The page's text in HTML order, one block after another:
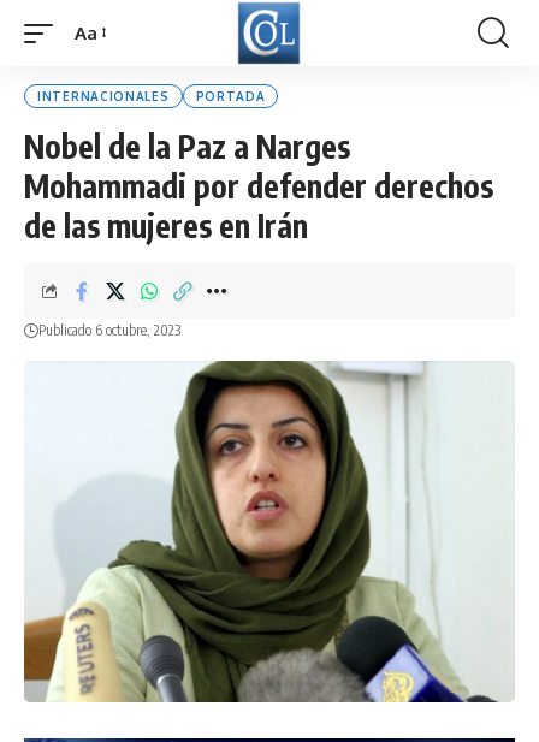
Font
Aa
INTERNACIONALES PORTADA
Nobel de la Paz a Narges
Mohammadi por defender derechos
de las mujeres en Irán
Publicado 6 octubre, 2023